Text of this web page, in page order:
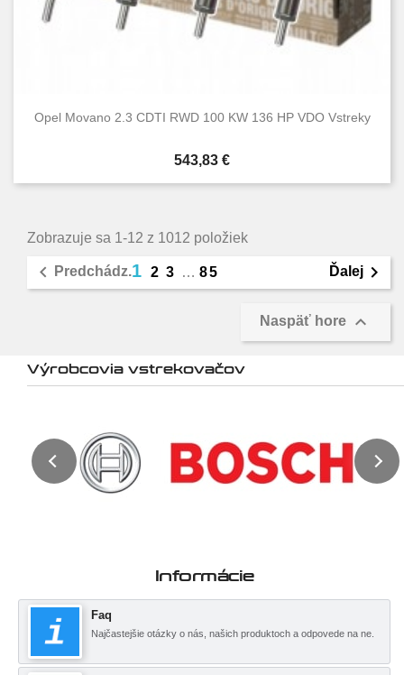
Opel Movano 2.3 CDTI RWD 100 KW 136 HP VDO Vstreky
Cena
543,83 €
Zobrazuje sa 1-12 z 1012 položiek
 Predchádz.1 2 3 … 85 Ďalej 
Naspäť hore 
Výrobcovia vstrekovačov
Informácie
Faq
Najčastejšie otázky o nás, našich produktoch a odpovede na ne.